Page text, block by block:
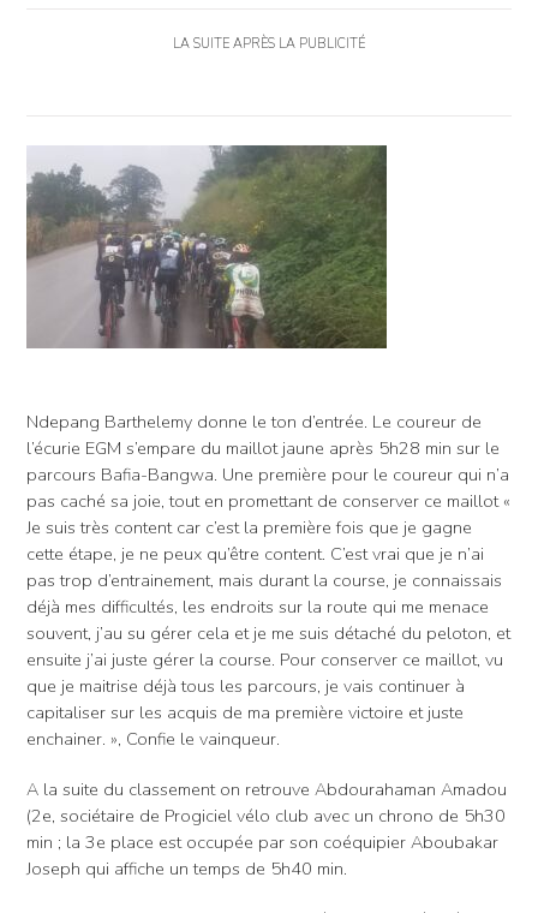
LA SUITE APRÈS LA PUBLICITÉ
Ndepang Barthelemy donne le ton d’entrée. Le coureur de
l’écurie EGM s’empare du maillot jaune après 5h28 min sur le
parcours Bafia-Bangwa. Une première pour le coureur qui n’a
pas caché sa joie, tout en promettant de conserver ce maillot «
Je suis très content car c’est la première fois que je gagne
cette étape, je ne peux qu’être content. C’est vrai que je n’ai
pas trop d’entrainement, mais durant la course, je connaissais
déjà mes difficultés, les endroits sur la route qui me menace
souvent, j’au su gérer cela et je me suis détaché du peloton, et
ensuite j’ai juste gérer la course. Pour conserver ce maillot, vu
que je maitrise déjà tous les parcours, je vais continuer à
capitaliser sur les acquis de ma première victoire et juste
enchainer. », Confie le vainqueur.
A la suite du classement on retrouve Abdourahaman Amadou
(2e, sociétaire de Progiciel vélo club avec un chrono de 5h30
min ; la 3e place est occupée par son coéquipier Aboubakar
Joseph qui affiche un temps de 5h40 min.